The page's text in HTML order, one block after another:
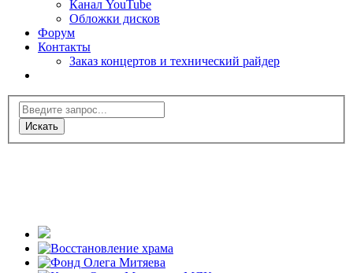
Канал YouTube
Обложки дисков
Форум
Контакты
Заказ концертов и технический райдер
Искать